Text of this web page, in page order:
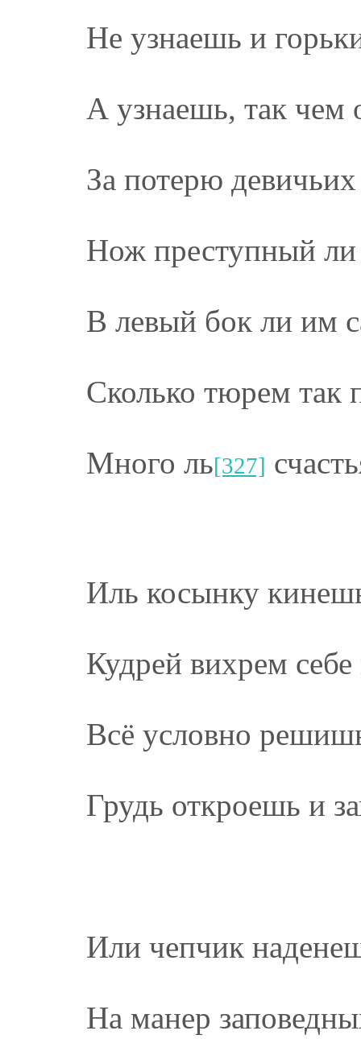
Не узнаешь и
А узнаешь, так чем
За потерю
Нож преступный ли
В левый бок ли им
Сколько тюрем так
Много ль[327]
Иль косынку
Кудрей вихрем
Всё условно
Грудь откроешь и
Или чепчик
На манер